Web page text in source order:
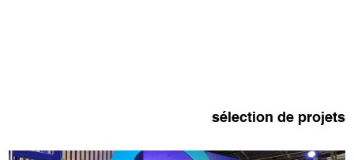
sélection de projets